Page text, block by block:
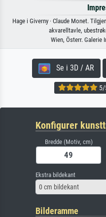
Hage i Giverny · Claude Monet.
akvarelltavle,
Wien, Österr. Galerie
Se i 3D / AR
5/
Konfigurer
Bredde (Motiv, cm)
Ekstra bildekant
0 cm bildekant
Bilderamme